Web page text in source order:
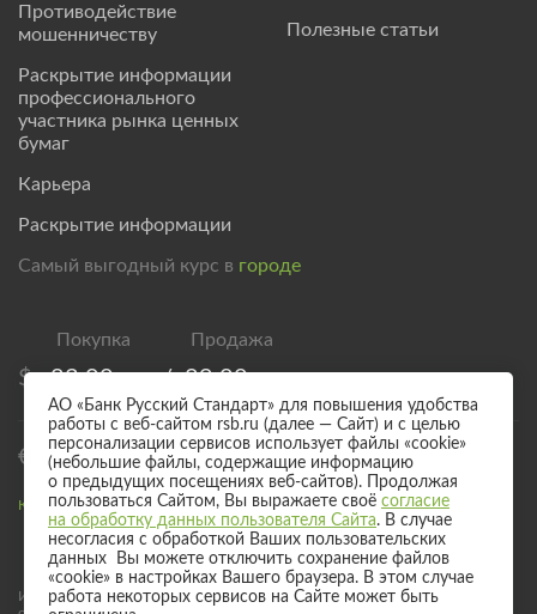
Противодействие
мошенничеству
Раскрытие информации
профессионального
участника рынка ценных
бумаг
Карьера
Раскрытие информации
Полезные статьи
Самый выгодный курс в городе
$ 83,00 / 89,00
€ 95,00 / 101,00
Курс валют для безналичного обмена
Информация о процентных ставках по договорам банковского вклада
АО «Банк Русский Стандарт» для повышения удобства
работы с веб-сайтом rsb.ru (далее — Сайт) и с целью
персонализации сервисов использует файлы «cookie»
(небольшие файлы, содержащие информацию
о предыдущих посещениях веб-сайтов). Продолжая
пользоваться Сайтом, Вы выражаете своё согласие
на обработку данных пользователя Сайта. В случае
несогласия с обработкой Ваших пользовательских
данных Вы можете отключить сохранение файлов
«cookie» в настройках Вашего браузера. В этом случае
работа некоторых сервисов на Сайте может быть